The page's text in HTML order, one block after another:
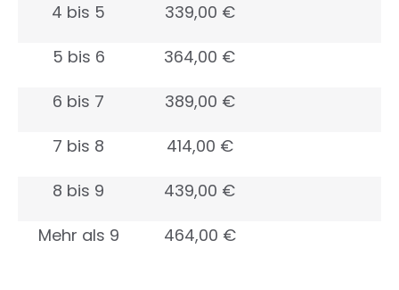
4 bis 5
339,00 €
5 bis 6
364,00 €
6 bis 7
389,00 €
7 bis 8
414,00 €
8 bis 9
439,00 €
Mehr als 9
464,00 €